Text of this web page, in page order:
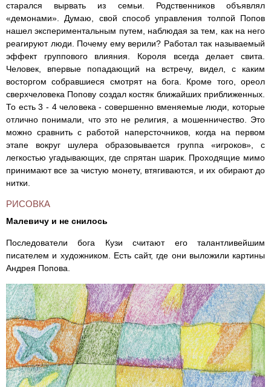
старался вырвать из семьи. Родственников объявлял
«демонами». Думаю, свой способ управления толпой Попов
нашел экспериментальным путем, наблюдая за тем, как на него
реагируют люди. Почему ему верили? Работал так называемый
эффект группового влияния. Короля всегда делает свита.
Человек, впервые попадающий на встречу, видел, с каким
восторгом собравшиеся смотрят на бога. Кроме того, ореол
сверхчеловека Попову создал костяк ближайших приближенных.
То есть 3 - 4 человека - совершенно вменяемые люди, которые
отлично понимали, что это не религия, а мошенничество. Это
можно сравнить с работой наперсточников, когда на первом
этапе вокруг шулера образовывается группа «игроков», с
легкостью угадывающих, где спрятан шарик. Проходящие мимо
принимают все за чистую монету, втягиваются, и их обирают до
нитки.
РИСОВКА
Малевичу и не снилось
Последователи бога Кузи считают его талантливейшим
писателем и художником. Есть сайт, где они выложили картины
Андрея Попова.